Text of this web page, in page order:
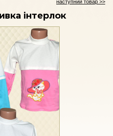
наступний товар >>
інтерлок